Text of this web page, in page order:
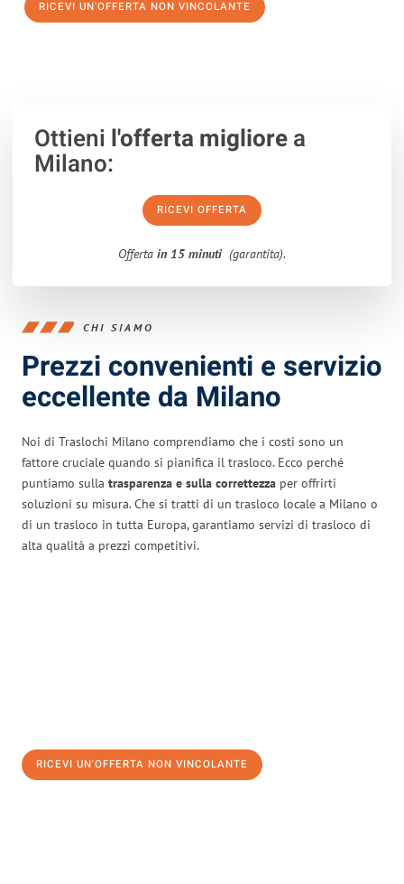
RICEVI UN'OFFERTA NON VINCOLANTE
Ottieni l'offerta migliorea
Milano:
RICEVI OFFERTA
Offerta in 15 minuti (garantita).
CHI SIAMO
Prezzi convenienti e servizio
eccellente da Milano
Noi di Traslochi Milano comprendiamo che i costi sono un
fattore cruciale quando si pianifica il trasloco. Ecco perché
puntiamo sulla trasparenza e sulla correttezza per offrirti
soluzioni su misura. Che si tratti di un trasloco locale a Milano o
di un trasloco in tutta Europa, garantiamo servizi di trasloco di
alta qualità a prezzi competitivi.
RICEVI UN'OFFERTA NON VINCOLANTE